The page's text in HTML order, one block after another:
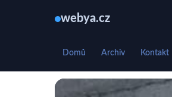
webya.cz
Domů Archiv Kontakt